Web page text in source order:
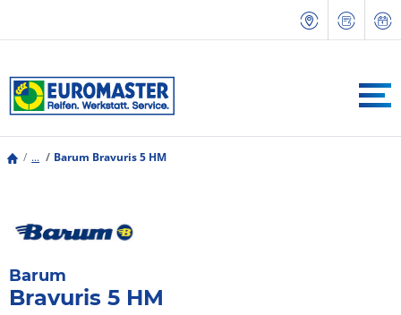
... Barum Bravuris 5 HM
Barum
Bravuris 5 HM